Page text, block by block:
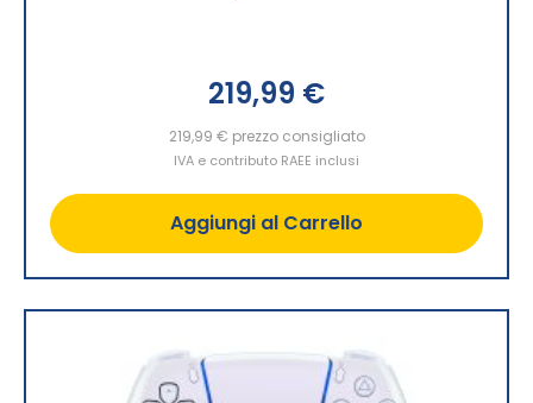
219,99 €
219,99 € prezzo consigliato
IVA e contributo RAEE inclusi
Aggiungi al Carrello